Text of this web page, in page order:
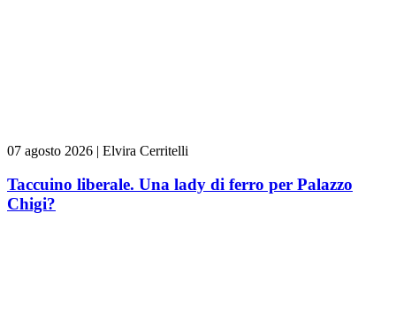
07 agosto 2026 | Elvira Cerritelli
Taccuino liberale. Una lady di ferro per Palazzo
Chigi?